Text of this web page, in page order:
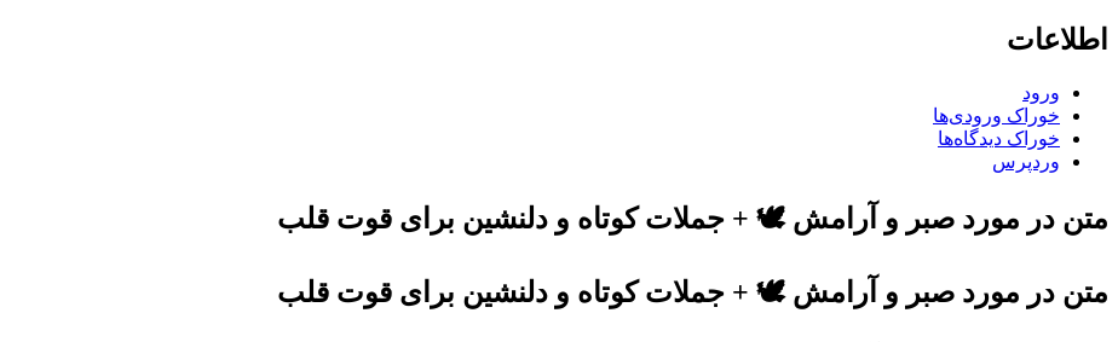
اطلاعات
ورود
خوراک ورودی‌ها
خوراک دیدگاه‌ها
وردپرس
متن در مورد صبر و آرامش 🕊️ + جملات کوتاه و دلنشین برای قوت قلب
متن در مورد صبر و آرامش 🕊️ + جملات کوتاه و دلنشین برای قوت قلب